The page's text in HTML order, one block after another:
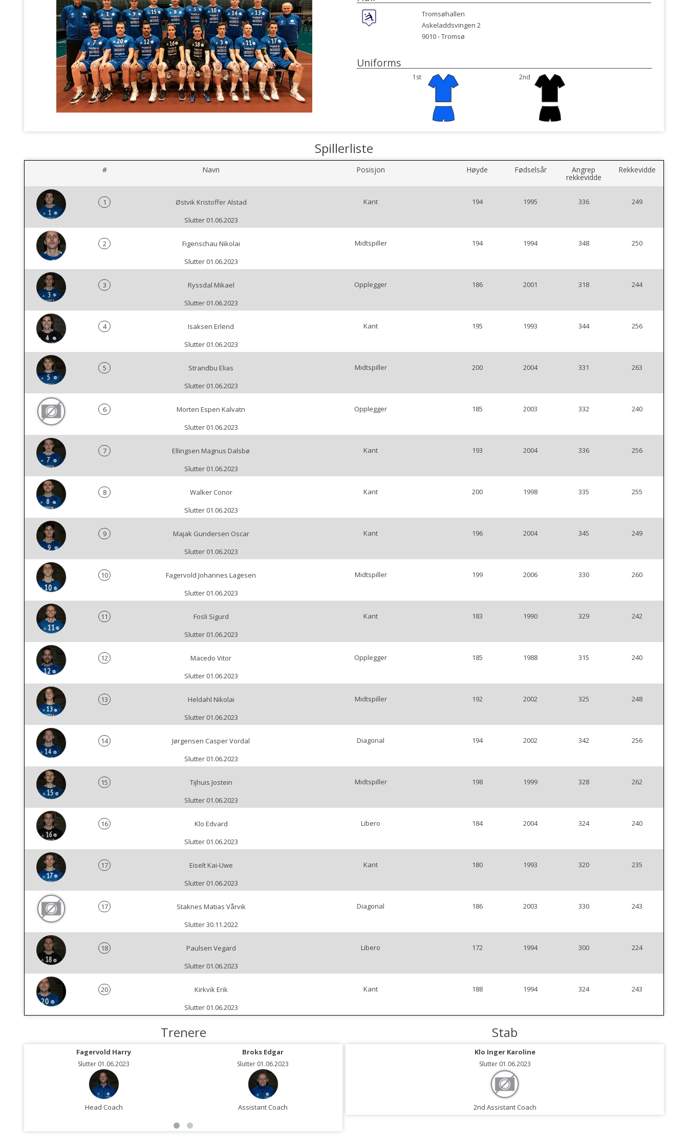
Tromsøhallen
Askeladdsvingen 2
9010 -Tromsø
Uniforms
1st 2nd
Spillerliste
# Navn Posisjon Høyde Fødselsår Angrep
rekkevidde
Rekkevidde
1
Østvik Kristoffer Alstad
Slutter 01.06.2023
Kant 194 1995 336 249
2
Figenschau Nikolai
Slutter 01.06.2023
Midtspiller 194 1994 348 250
3
Ryssdal Mikael
Slutter 01.06.2023
Opplegger 186 2001 318 244
4
Isaksen Erlend
Slutter 01.06.2023
Kant 195 1993 344 256
5
Strandbu Elias
Slutter 01.06.2023
Midtspiller 200 2004 331 263
6
Morten Espen Kalvatn
Slutter 01.06.2023
Opplegger 185 2003 332 240
7
Ellingsen Magnus Dalsbø
Slutter 01.06.2023
Kant 193 2004 336 256
8
Walker Conor
Slutter 01.06.2023
Kant 200 1998 335 255
9
Majak Gundersen Oscar
Slutter 01.06.2023
Kant 196 2004 345 249
10
Fagervold Johannes Lagesen
Slutter 01.06.2023
Midtspiller 199 2006 330 260
11
Fosli Sigurd
Slutter 01.06.2023
Kant 183 1990 329 242
12
Macedo Vitor
Slutter 01.06.2023
Opplegger 185 1988 315 240
13
Heldahl Nikolai
Slutter 01.06.2023
Midtspiller 192 2002 325 248
14
Jørgensen Casper Vordal
Slutter 01.06.2023
Diagonal 194 2002 342 256
15
Tijhuis Jostein
Slutter 01.06.2023
Midtspiller 198 1999 328 262
16
Klo Edvard
Slutter 01.06.2023
Libero 184 2004 324 240
17
Eiselt Kai-Uwe
Slutter 01.06.2023
Kant 180 1993 320 235
17
Staknes Matias Vårvik
Slutter 30.11.2022
Diagonal 186 2003 330 243
18
Paulsen Vegard
Slutter 01.06.2023
Libero 172 1994 300 224
20
Kirkvik Erik
Slutter 01.06.2023
Kant 188 1994 324 243
Trenere
Fagervold Harry
Slutter 01.06.2023
Head Coach
Broks Edgar
Slutter 01.06.2023
Assistant Coach
Stab
Klo Inger Karoline
Slutter 01.06.2023
2nd Assistant Coach